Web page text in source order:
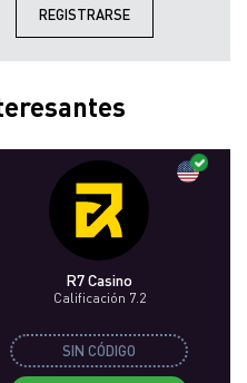
REGISTRARSE
R7 Casino
Calificación 7.2
SIN CÓDIGO